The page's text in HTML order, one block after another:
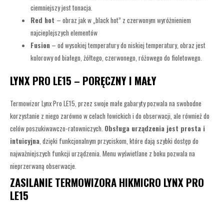
ciemniejszy jest tonacja.
Red hot – obraz jak w „black hot” z czerwonym wyróżnieniem
najcieplejszych elementów
Fusion – od wysokiej temperatury do niskiej temperatury, obraz jest
kolorowy od białego, żółtego, czerwonego, różowego do fioletowego.
LYNX PRO LE15 – PORĘCZNY I MAŁY
Termowizor Lynx Pro LE15, przez swoje małe gabaryty pozwala na swobodne
korzystanie z niego zarówno w celach łowickich i do obserwacji, ale również do
celów poszukiwawczo-ratowniczych. Obsługa urządzenia jest prosta i
intuicyjna, dzięki funkcjonalnym przyciskom, które dają szybki dostęp do
najważniejszych funkcji urządzenia. Menu wyświetlane z boku pozwala na
nieprzerwaną obserwacje.
ZASILANIE TERMOWIZORA HIKMICRO LYNX PRO
LE15